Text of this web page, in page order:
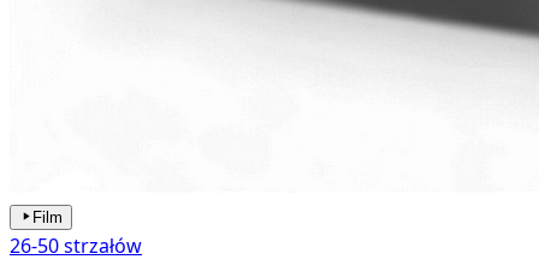
Film
26-50 strzałów